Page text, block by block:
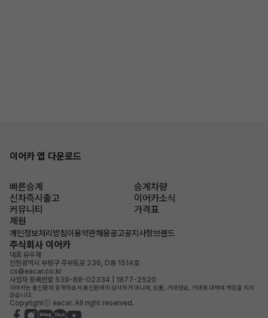
이어카 앱 다운로드
빠른승계
승계차량
신차즉시출고
이어카소식
커뮤니티
가격표
제원
개인정보처리방침이용약관채용공고공지사항브랜드
주식회사 이어카
대표 유우재
인천광역시 부평구 주부토로 236, D동 1514호
cs@eacar.co.kr
사업자 등록번호 539-88-02334 | 1877-2520
이어카는 통신판매 중개자로서 통신판매의 당사자가 아니며, 상품, 거래정보, 거래에 대하여 책임을 지지
않습니다.
Copyrightⓒ eacar. All right reserved.